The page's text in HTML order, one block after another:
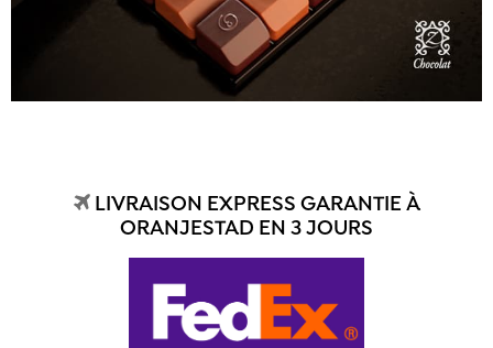
LIVRAISON EXPRESS GARANTIE À
ORANJESTAD EN 3 JOURS